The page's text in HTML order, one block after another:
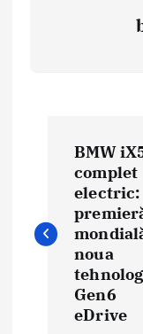
i
BMW
complet
electric:
noua
Gen6
eDrive